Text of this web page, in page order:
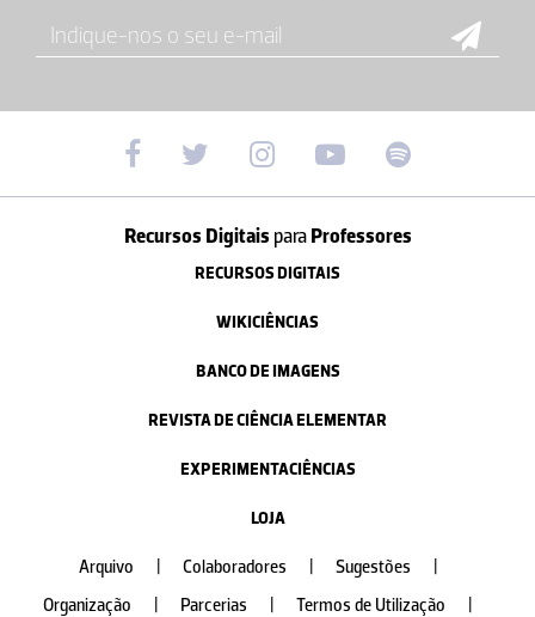
Recursos Digitais paraProfessores
RECURSOS DIGITAIS
WIKICIÊNCIAS
BANCO DE IMAGENS
REVISTA DE CIÊNCIA ELEMENTAR
EXPERIMENTACIÊNCIAS
LOJA
Arquivo Colaboradores Sugestões
Organização
Parcerias Termos de Utilização